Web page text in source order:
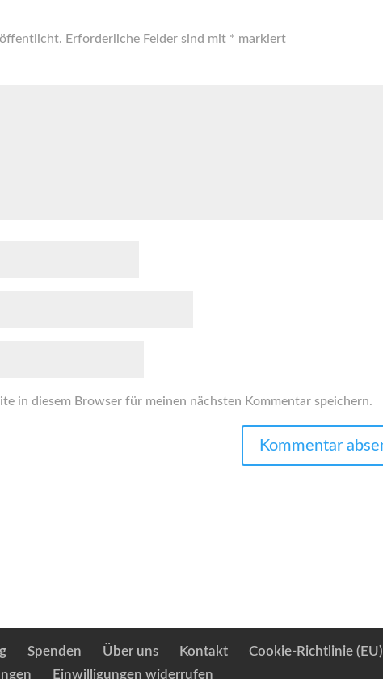
Erforderliche Felder sind mit * markiert
in diesem Browser für meinen nächsten Kommentar speichern.
Spenden Über uns Kontakt Cookie-Richtlinie (EU)
Einwilligungen widerrufen